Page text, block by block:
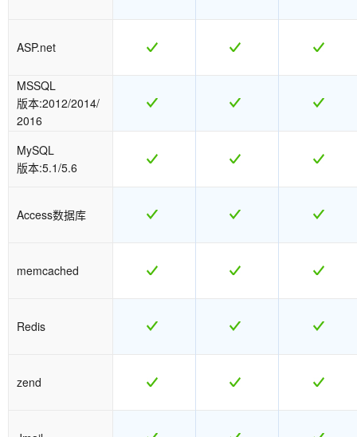
ASP.net
MSSQL
版本:2012/2014/
2016
MySQL
版本:5.1/5.6
Access数据库
memcached
Redis
zend